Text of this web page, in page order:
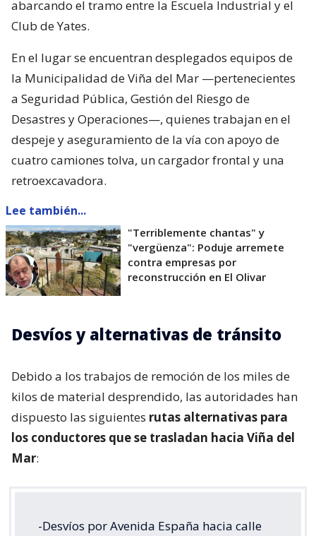
abarcando el tramo entre la Escuela Industrial y el
Club de Yates.
En el lugar se encuentran desplegados equipos de
la Municipalidad de Viña del Mar —pertenecientes
a Seguridad Pública, Gestión del Riesgo de
Desastres y Operaciones—, quienes trabajan en el
despeje y aseguramiento de la vía con apoyo de
cuatro camiones tolva, un cargador frontal y una
retroexcavadora.
Lee también...
"Terriblemente chantas" y
"vergüenza": Poduje arremete
contra empresas por
reconstrucción en El Olivar
Desvíos y alternativas de tránsito
Debido a los trabajos de remoción de los miles de
kilos de material desprendido, las autoridades han
dispuesto las siguientes rutas alternativas para
los conductores que se trasladan hacia Viña del
Mar:
-Desvíos por Avenida España hacia calle